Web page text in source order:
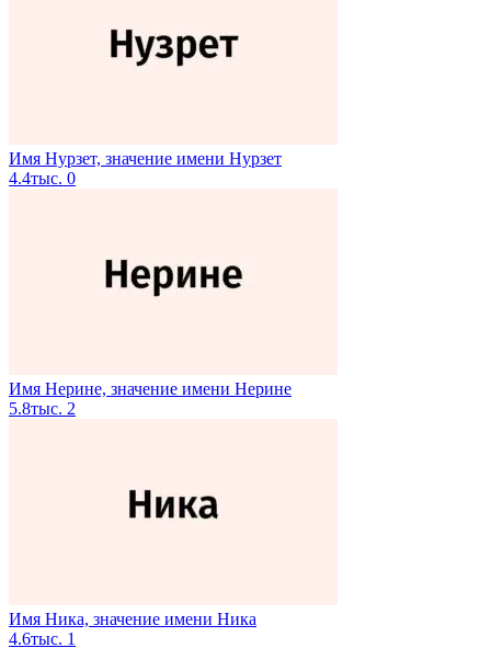
Имя Нурзет, значение имени Нурзет
4.4тыс. 0
Имя Нерине, значение имени Нерине
5.8тыс. 2
Имя Ника, значение имени Ника
4.6тыс. 1